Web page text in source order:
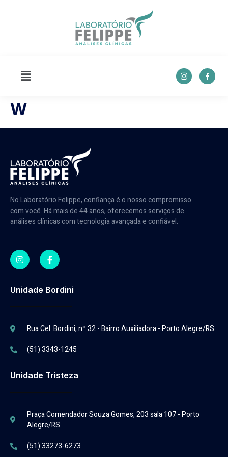
W
No Laboratório Felippe, confiança é o nosso compromisso
com você. Há mais de 44 anos, oferecemos serviços de
análises clínicas com tecnologia avançada e confiável.
Unidade Bordini
Rua Cel. Bordini, nº 32 - Bairro Auxiliadora - Porto Alegre/RS
(51) 3343-1245
Unidade Tristeza
Praça Comendador Souza Gomes, 203 sala 107 - Porto
Alegre/RS
(51) 33273-6273